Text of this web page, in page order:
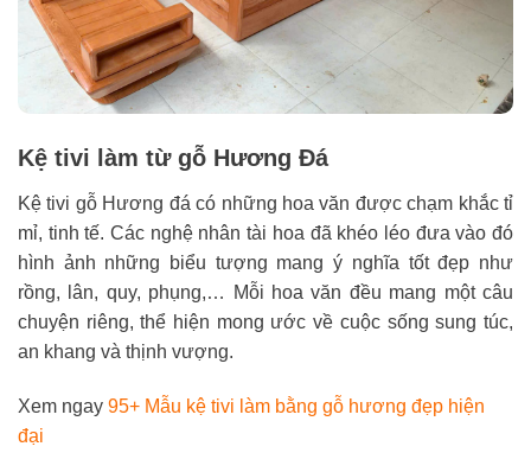
Kệ tivi làm từ gỗ Hương Đá
Kệ tivi gỗ Hương đá có những hoa văn được chạm khắc tỉ
mỉ, tinh tế. Các nghệ nhân tài hoa đã khéo léo đưa vào đó
hình ảnh những biểu tượng mang ý nghĩa tốt đẹp như
rồng, lân, quy, phụng,… Mỗi hoa văn đều mang một câu
chuyện riêng, thể hiện mong ước về cuộc sống sung túc,
an khang và thịnh vượng.
Xem ngay 95+ Mẫu kệ tivi làm bằng gỗ hương đẹp hiện
đại